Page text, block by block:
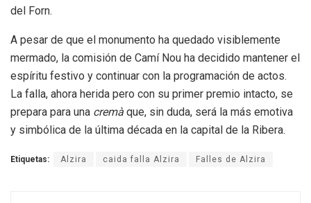
del Forn.
A pesar de que el monumento ha quedado visiblemente
mermado, la comisión de Camí Nou ha decidido mantener el
espíritu festivo y continuar con la programación de actos.
La falla, ahora herida pero con su primer premio intacto, se
prepara para una cremà que, sin duda, será la más emotiva
y simbólica de la última década en la capital de la Ribera.
Etiquetas: Alzira caida falla Alzira Falles de Alzira